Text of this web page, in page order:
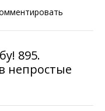
895.
непростые